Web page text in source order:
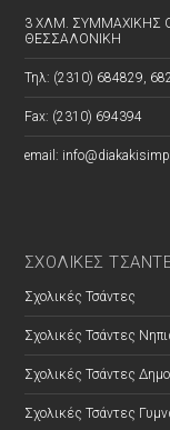
3 ΧΛΜ. ΣΥΜΜΑΧΙΚΗΣ
ΘΕΣΣΑΛΟΝΙΚΗ
Τηλ: (2310) 684829,
Fax: (2310) 694394
email:
ΣΧΟΛΙΚΕΣ
Σχολικές Τσάντες
Σχολικές Τσάντες
Σχολικές Τσάντες
Σχολικές Τσάντες